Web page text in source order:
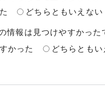
どちらともいえない
情報は見つけやすかった
かった
どちらともい